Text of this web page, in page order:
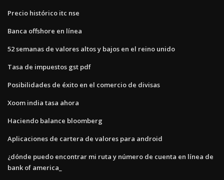
Precio histórico itc nse
Banca offshore en línea
52 semanas de valores altos y bajos en el reino unido
Tasa de impuestos gst pdf
Posibilidades de éxito en el comercio de divisas
Xoom india tasa ahora
Haciendo balance bloomberg
Aplicaciones de cartera de valores para android
¿dónde puedo encontrar mi ruta y número de cuenta en línea de
bank of america_